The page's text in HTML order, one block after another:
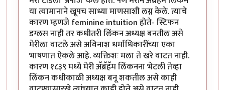
या त्यामानाने खूपच साध्या माणसाशी लग्न केले. त्याचे
कारण म्हणजे feminine intuition होते- स्टिफन
डग्लस नाही तर कधीतरी लिंकन अध्यक्ष बनतील असे
मेरीला वाटले असे अविनाश धर्माधिकारींच्या एका
भाषणात ऐकले आहे. व्यक्तिशः मला ते खरे वाटत नाही.
कारण १८३९ मध्ये मेरी अ‍ॅब्रॅहॅम लिंकनना भेटली तेव्हा
लिंकन कधीकाळी अध्यक्ष बनू शकतील असे काही